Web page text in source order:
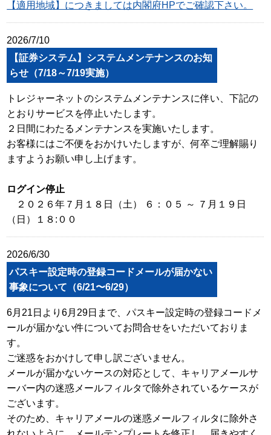
【適用地域】につきましては内閣府HPでご確認下さい。
2026/7/10
【証券システム】システムメンテナンスのお知
らせ（7/18～7/19実施）
トレジャーネットのシステムメンテナンスに伴い、下記の
とおりサービスを停止いたします。
２日間にわたるメンテナンスを実施いたします。
お客様にはご不便をおかけいたしますが、何卒ご理解賜り
ますようお願い申し上げます。
ログイン停止
２０２６年７月１８日（土） ６：０５ ～ ７月１９日
（日）１８:００
2026/6/30
パスキー設定時の登録コードメールが届かない
事象について（6/21〜6/29）
6月21日より6月29日まで、パスキー設定時の登録コードメ
ールが届かない件についてお問合せをいただいておりま
す。
ご迷惑をおかけして申し訳ございません。
メールが届かないケースの対応として、キャリアメールサ
ーバー内の迷惑メールフィルタで除外されているケースが
ございます。
そのため、キャリアメールの迷惑メールフィルタに除外さ